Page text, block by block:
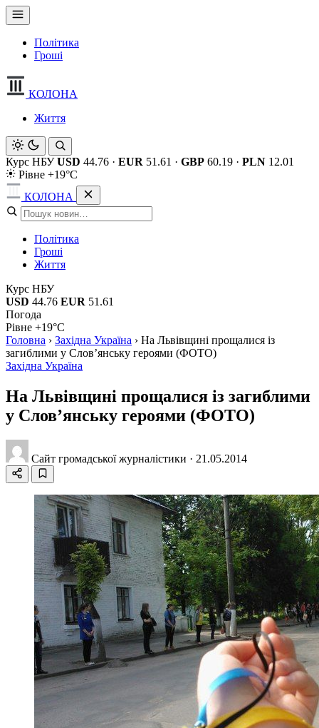
Політика
Гроші
КОЛОНА
Життя
Курс НБУ USD 44.76 · EUR 51.61 · GBP 60.19 · PLN 12.01
Рівне +19°C
КОЛОНА
Політика
Гроші
Життя
Курс НБУ
USD 44.76 EUR 51.61
Погода
Рівне +19°C
Головна › Західна Україна › На Львівщині прощалися із
загиблими у Слов’янську героями (ФОТО)
Західна Україна
На Львівщині прощалися із загиблими
у Слов’янську героями (ФОТО)
Сайт громадської журналістики · 21.05.2014